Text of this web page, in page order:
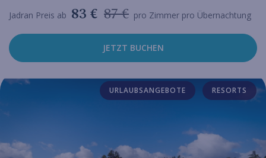
Jadran Preis ab 83 € 87 € pro Zimmer pro Übernachtung
JETZT BUCHEN
URLAUBSANGEBOTE RESORTS